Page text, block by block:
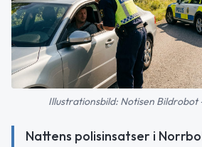
Illustrationsbild: Notisen Bildrobot
Nattens polisinsatser i